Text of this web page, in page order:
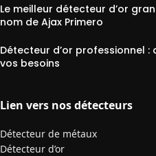
Le meilleur détecteur d’or
nom de Ajax Primero
Détecteur d’or professionnel
vos besoins
Lien vers nos détecteurs
Détecteur de métaux
Détecteur d’or